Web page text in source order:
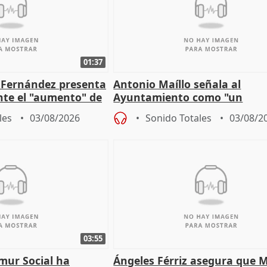
01:37
presenta
el "aumento" de
03/08/2026
Antonio Maíllo señala al
Ayuntamiento como "un
especulador más" sobre
Jiménez Becerril
Sonido Totales 03/08/
03:55
Social ha
Ángeles Férriz asegura que